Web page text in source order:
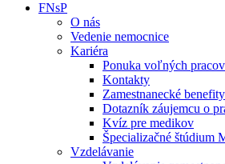
FNsP
O nás
Vedenie nemocnice
Kariéra
Ponuka voľných
Kontakty
Zamestnanecké benefity
Dotazník záujemcu o
Kvíz pre medikov
Špecializačné štúdium
Vzdelávanie